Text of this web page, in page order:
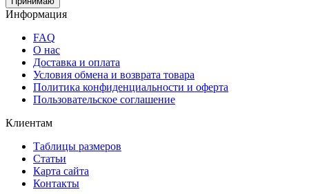
Информация
FAQ
О нас
Доставка и оплата
Условия обмена и возврата товара
Политика конфиденциальности и оферта
Пользовательское соглашение
Клиентам
Таблицы размеров
Статьи
Карта сайта
Контакты